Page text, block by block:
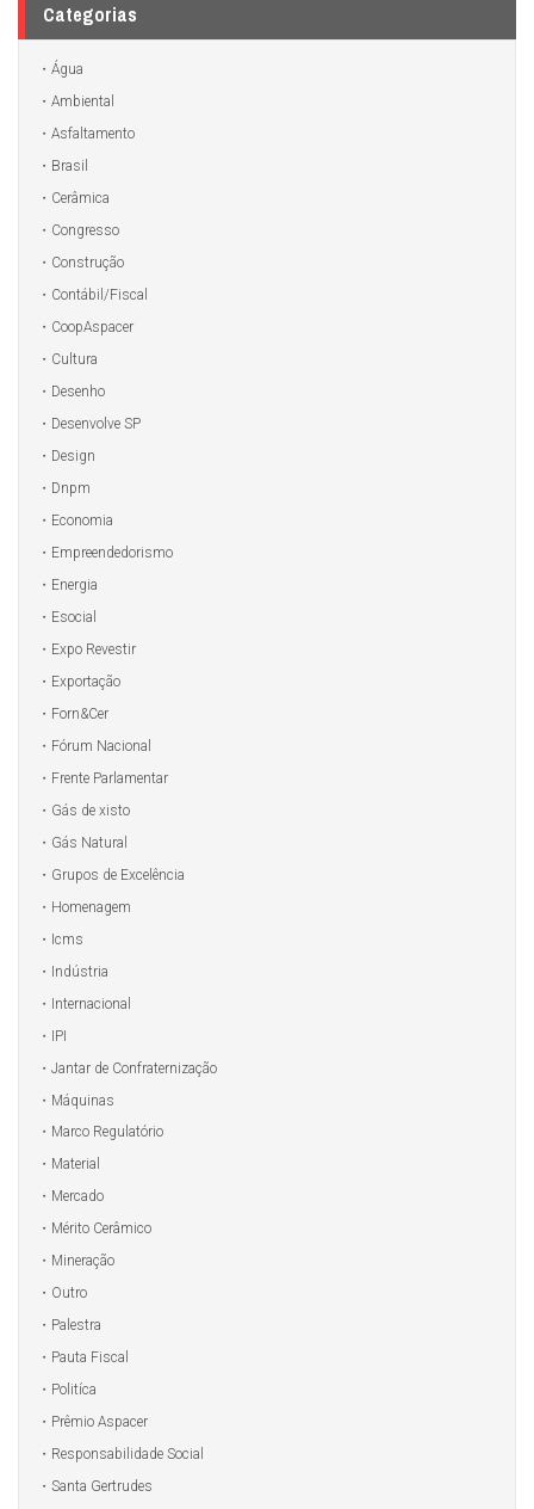
Categorias
Água
Ambiental
Asfaltamento
Brasil
Cerâmica
Congresso
Construção
Contábil/Fiscal
CoopAspacer
Cultura
Desenho
Desenvolve SP
Design
Dnpm
Economia
Empreendedorismo
Energia
Esocial
Expo Revestir
Exportação
Forn&Cer
Fórum Nacional
Frente Parlamentar
Gás de xisto
Gás Natural
Grupos de Excelência
Homenagem
Icms
Indústria
Internacional
IPI
Jantar de Confraternização
Máquinas
Marco Regulatório
Material
Mercado
Mérito Cerâmico
Mineração
Outro
Palestra
Pauta Fiscal
Politíca
Prêmio Aspacer
Responsabilidade Social
Santa Gertrudes